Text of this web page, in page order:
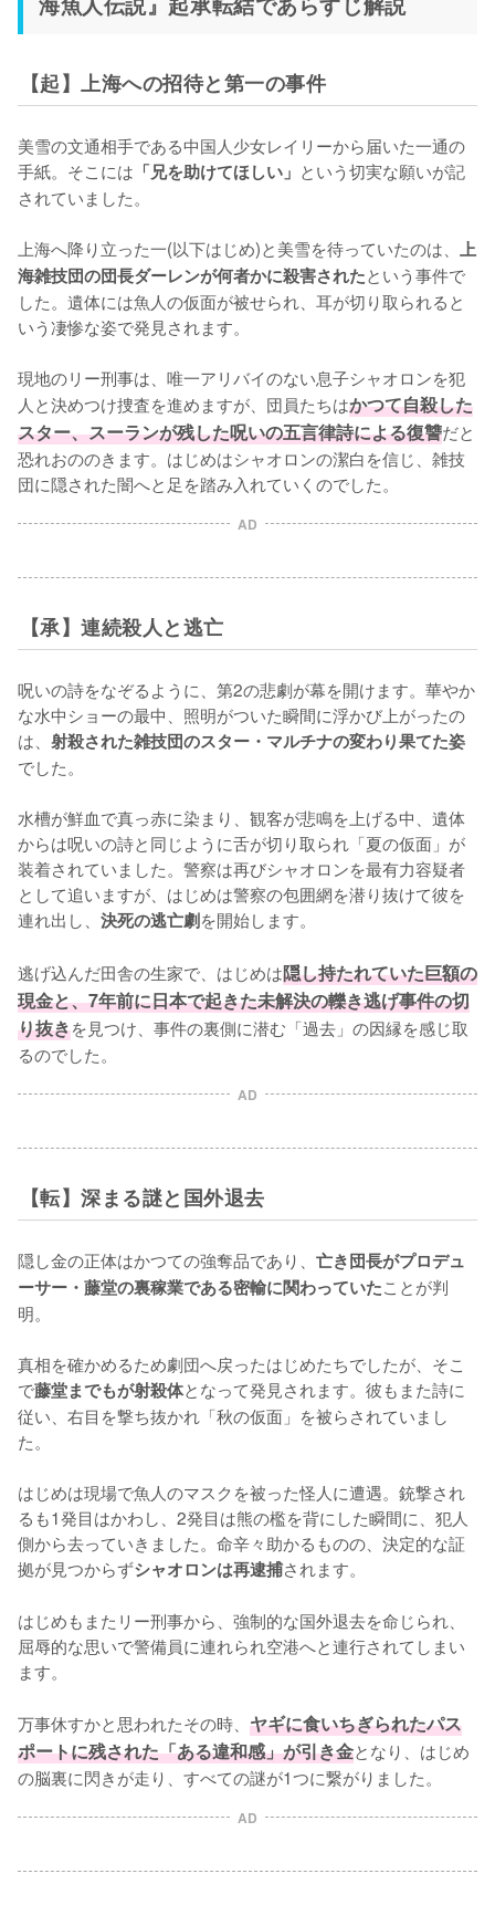
【起】上海への招待と第一の事件
美雪の文通相手である中国人少女レイリーから届いた一通の
手紙。そこには 「兄を助けてほしい」 という切実な願いが記
されていました。
上海へ降り立った一(以下はじめ)と美雪を待っていたのは、 上
海雑技団の団長ダーレンが何者かに殺害されたという事件で
した。遺体には魚人の仮面が被せられ、耳が切り取られると
いう凄惨な姿で発見されます。
現地のリー刑事は、唯一アリバイのない息子シャオロンを犯
人と決めつけ捜査を進めますが、団員たちはかつて自殺した
スター、スーランが残した呪いの五言律詩による復讐だと
恐れおののきます。はじめはシャオロンの潔白を信じ、雑技
団に隠された闇へと足を踏み入れていくのでした。
AD
【承】連続殺人と逃亡
呪いの詩をなぞるように、第2の悲劇が幕を開けます。華やか
な水中ショーの最中、照明がついた瞬間に浮かび上がったの
は、 射殺された雑技団のスター・マルチナの変わり果てた姿
でした。
水槽が鮮血で真っ赤に染まり、観客が悲鳴を上げる中、遺体
からは呪いの詩と同じように舌が切り取られ「夏の仮面」が
装着されていました。警察は再びシャオロンを最有力容疑者
として追いますが、はじめは警察の包囲網を潜り抜けて彼を
連れ出し、 決死の逃亡劇を開始します。
逃げ込んだ田舎の生家で、はじめは隠し持たれていた巨額の
現金と、7年前に日本で起きた未解決の轢き逃げ事件の切
り抜きを見つけ、事件の裏側に潜む「過去」の因縁を感じ取
るのでした。
AD
【転】深まる謎と国外退去
隠し金の正体はかつての強奪品であり、 亡き団長がプロデュ
ーサー・藤堂の裏稼業である密輸に関わっていたことが判
明。
真相を確かめるため劇団へ戻ったはじめたちでしたが、そこ
で藤堂までもが射殺体となって発見されます。彼もまた詩に
従い、右目を撃ち抜かれ「秋の仮面」を被らされていまし
た。
はじめは現場で魚人のマスクを被った怪人に遭遇。銃撃され
るも1発目はかわし、2発目は熊の檻を背にした瞬間に、犯人
側から去っていきました。命辛々助かるものの、決定的な証
拠が見つからずシャオロンは再逮捕されます。
はじめもまたリー刑事から、強制的な国外退去を命じられ、
屈辱的な思いで警備員に連れられ空港へと連行されてしまい
ます。
万事休すかと思われたその時、 ヤギに食いちぎられたパス
ポートに残された「ある違和感」が引き金となり、はじめ
の脳裏に閃きが走り、すべての謎が1つに繋がりました。
AD